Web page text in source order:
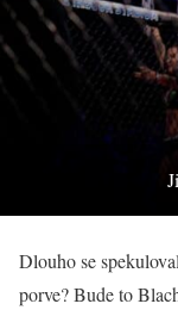
Dlouho se
porve? Bude to